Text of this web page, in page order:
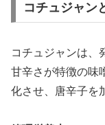
コチュジャン
コチュジャンは、
甘辛さが特徴の味
化させ、唐辛子を